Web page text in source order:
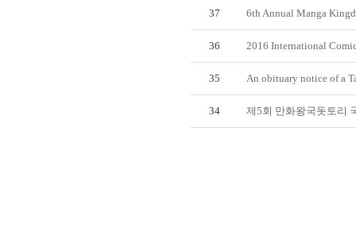
37 6th Annual Manga
36 2016 International
35 An obituary notice of a
34 제5회 만화왕국돗토리